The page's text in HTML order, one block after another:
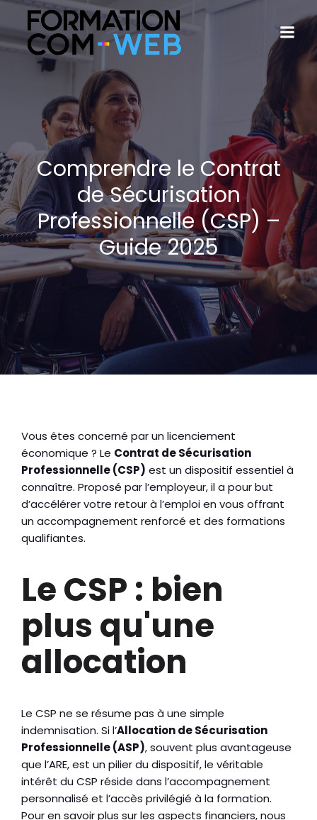
Comprendre le Contrat
de Sécurisation
Professionnelle (CSP) –
Guide 2025
Vous êtes concerné par un licenciement
économique ? Le Contrat de Sécurisation
Professionnelle (CSP) est un dispositif essentiel à
connaître. Proposé par l’employeur, il a pour but
d’accélérer votre retour à l’emploi en vous offrant
un accompagnement renforcé et des formations
qualifiantes.
Le CSP : bien
plus qu'une
allocation
Le CSP ne se résume pas à une simple
indemnisation. Si l’Allocation de Sécurisation
Professionnelle (ASP), souvent plus avantageuse
que l’ARE, est un pilier du dispositif, le véritable
intérêt du CSP réside dans l’accompagnement
personnalisé et l’accès privilégié à la formation.
Pour en savoir plus sur les aspects financiers, nous